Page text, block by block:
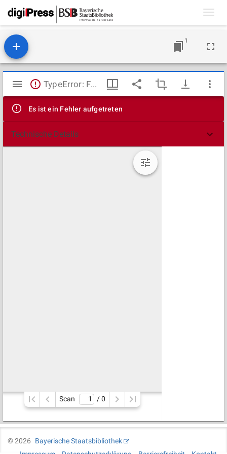
1
Mirador
Viewer
TypeError: Failed to fetch
Es ist ein Fehler aufgetreten
Technische Details
Scan / 0
©2026
Bayerische Staatsbibliothek